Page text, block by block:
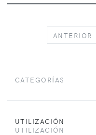
ANTERIOR
CATEGORÍAS
UTILIZACIÓN
UTILIZACIÓN